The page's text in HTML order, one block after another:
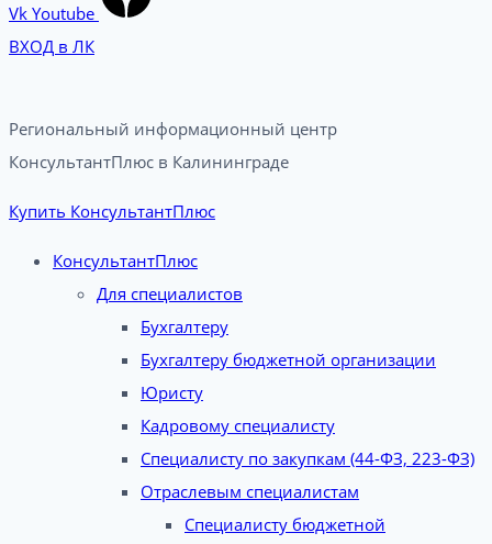
Vk Youtube
ВХОД в ЛК
Региональный информационный центр
КонсультантПлюс в Калининграде​
Купить КонсультантПлюс
КонсультантПлюс
Для специалистов
Бухгалтеру
Бухгалтеру бюджетной организации
Юристу
Кадровому специалисту
Специалисту по закупкам (44-ФЗ, 223-ФЗ)
Отраслевым специалистам
Специалисту бюджетной